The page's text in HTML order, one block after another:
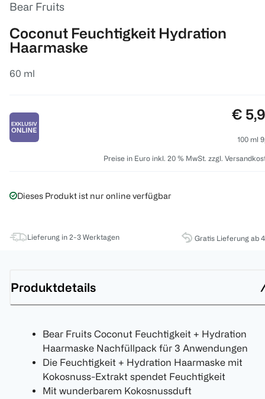
Bear Fruits
Coconut Feuchtigkeit Hydration
Haarmaske
60 ml
€
100 ml
Preise in Euro inkl. 20 % MwSt. zzgl.
Dieses Produkt ist nur online verfügbar
Lieferung in 2-3 Werktagen Gratis Lieferung ab
Produktdetails
Bear Fruits Coconut Feuchtigkeit + Hydration
Haarmaske Nachfüllpack für 3 Anwendungen
Die Feuchtigkeit + Hydration Haarmaske mit
Kokosnuss-Extrakt spendet Feuchtigkeit
Mit wunderbarem Kokosnussduft